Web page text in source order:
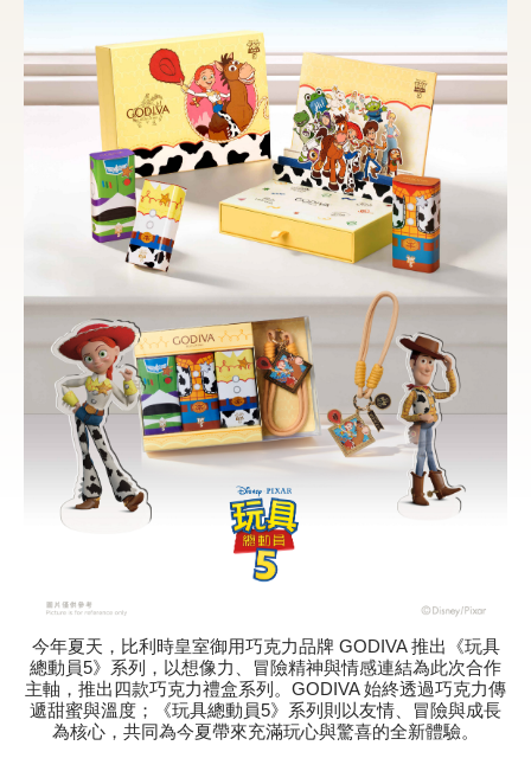
休閒分享
巧克力餅乾
巧克力磚/巧克力豆
G Cube 松露巧克力
可可粉/咖啡粉
甜點
霜淇淋
飲品
蛋糕
可芙
今年夏天，比利時皇室御用巧克力品牌 GODIVA 推出《玩具
總動員5》系列，以想像力、冒險精神與情感連結為此次合作
主軸，推出四款巧克力禮盒系列。GODIVA 始終透過巧克力傳
遞甜蜜與溫度；《玩具總動員5》系列則以友情、冒險與成長
為核心，共同為今夏帶來充滿玩心與驚喜的全新體驗。